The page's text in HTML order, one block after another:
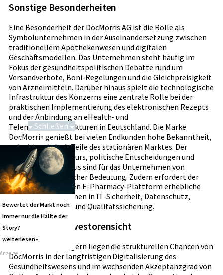
Sonstige Besonderheiten
Eine Besonderheit der DocMorris AG ist die Rolle als
Symbolunternehmen in der Auseinandersetzung zwischen
traditionellem Apothekenwesen und digitalen
Geschäftsmodellen. Das Unternehmen steht häufig im
Fokus der gesundheitspolitischen Debatte rund um
Versandverbote, Boni-Regelungen und die Gleichpreisigkeit
von Arzneimitteln. Darüber hinaus spielt die technologische
Infrastruktur des Konzerns eine zentrale Rolle bei der
praktischen Implementierung des elektronischen Rezepts
und der Anbindung an eHealth- und
Telematikinfrastrukturen in Deutschland. Die Marke
DocMorris genießt bei vielen Endkunden hohe Bekanntheit,
polarisiert jedoch Teile des stationären Marktes. Der
regulatorische Diskurs, politische Entscheidungen und
Branchenlobbyismus sind für das Unternehmen von
überdurchschnittlicher Bedeutung. Zudem erfordert der
Betrieb einer großen E-Pharmacy-Plattform erhebliche
laufende Investitionen in IT-Sicherheit, Datenschutz,
Pharmakovigilanz und Qualitätssicherung.
Chancen aus Investorensicht
Aus Sicht von Anlegern liegen die strukturellen Chancen von
DocMorris in der langfristigen Digitalisierung des
Gesundheitswesens und im wachsenden Akzeptanzgrad von
Schließen
Saga bei 0,53 CAD
Bewertet der Markt noch
immer nur die Hälfte der
Story?
weiterlesen»
Anzeige